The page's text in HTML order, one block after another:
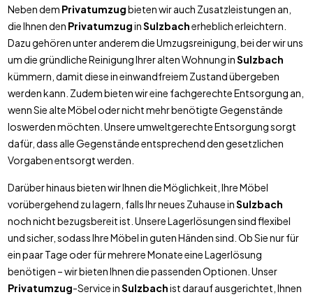
Neben dem Privatumzugbieten wir auch Zusatzleistungen an,
die Ihnen den PrivatumzuginSulzbacherheblich erleichtern.
Dazu gehören unter anderem die Umzugsreinigung, bei der wir uns
um die gründliche Reinigung Ihrer alten Wohnung inSulzbach
kümmern, damit diese in einwandfreiem Zustand übergeben
werden kann. Zudem bieten wir eine fachgerechte Entsorgung an,
wenn Sie alte Möbel oder nicht mehr benötigte Gegenstände
loswerden möchten. Unsere umweltgerechte Entsorgung sorgt
dafür, dass alle Gegenstände entsprechend den gesetzlichen
Vorgaben entsorgt werden.
Darüber hinaus bieten wir Ihnen die Möglichkeit, Ihre Möbel
vorübergehend zu lagern, falls Ihr neues Zuhause inSulzbach
noch nicht bezugsbereit ist. Unsere Lagerlösungen sind flexibel
und sicher, sodass Ihre Möbel in guten Händen sind. Ob Sie nur für
ein paar Tage oder für mehrere Monate eine Lagerlösung
benötigen – wir bieten Ihnen die passenden Optionen. Unser
Privatumzug-Service inSulzbachist darauf ausgerichtet, Ihnen